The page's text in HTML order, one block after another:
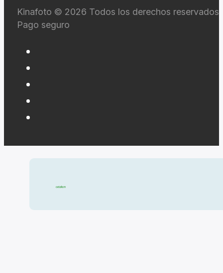
Kinafoto © 2026 Todos los derechos reservados
Pago seguro